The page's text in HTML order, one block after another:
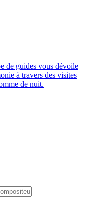
de guides vous dévoile
à travers des visites
de nuit.